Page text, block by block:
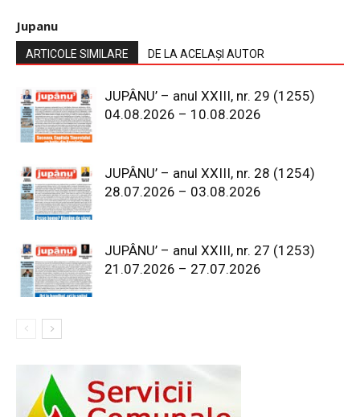
Jupanu
ARTICOLE SIMILARE DE LA ACELAȘI AUTOR
JUPÂNU’ – anul XXIII, nr. 29 (1255)
04.08.2026 – 10.08.2026
JUPÂNU’ – anul XXIII, nr. 28 (1254)
28.07.2026 – 03.08.2026
JUPÂNU’ – anul XXIII, nr. 27 (1253)
21.07.2026 – 27.07.2026